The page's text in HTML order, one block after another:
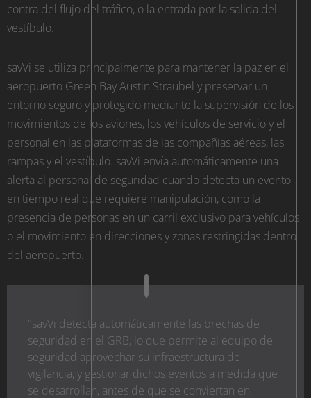
contra del flujo del tráfico, o la entrada por la salida del
vestíbulo.
savVi se utiliza principalmente para mantener la paz en el
aeropuerto Green Bay Austin Straubel y preservar un
entorno seguro y protegido mediante la supervisión de los
movimientos de los aviones, los vehículos de servicio y el
personal en las plataformas de las compañías aéreas, las
rampas y el vestíbulo. savVi envía automáticamente una
alerta al personal de seguridad cuando detecta un evento
en tiempo real que requiere manipulación, como la
presencia de personas en un carril exclusivo para vehículos
o el movimiento en direcciones y zonas restringidas dentro
del aeropuerto.
"savVi detecta automáticamente las brechas de
seguridad en el GRB, lo que permite al equipo de
seguridad aprovechar su infraestructura de
vigilancia, y gestionar dichos eventos a medida que
se desarrollan, antes de que se conviertan en